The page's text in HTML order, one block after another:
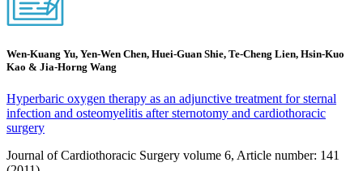
Wen-Kuang Yu, Yen-Wen Chen, Huei-Guan Shie, Te-Cheng Lien, Hsin-Kuo
Kao & Jia-Horng Wang
Hyperbaric oxygen therapy as an adjunctive treatment for sternal
infection and osteomyelitis after sternotomy and cardiothoracic
surgery
Journal of Cardiothoracic Surgery volume 6, Article number: 141